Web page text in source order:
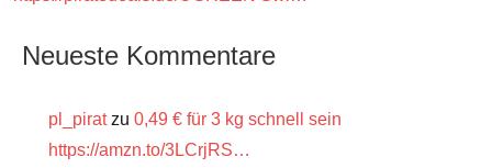
Neueste Kommentare
pl_piratzu 0,49 € für 3 kg schnell sein
https://amzn.to/3LCrjRS…